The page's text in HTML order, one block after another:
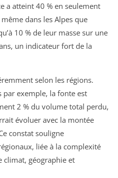
a atteint 40 % en seulement
dans les Alpes que
10 % de leur masse sur une
un indicateur fort de la
selon les régions.
par exemple, la fonte est
2 % du volume total perdu,
évoluer avec la montée
constat souligne
liée à la complexité
climat, géographie et